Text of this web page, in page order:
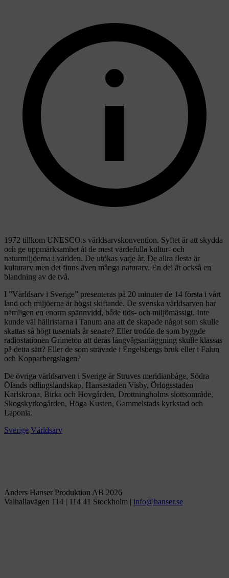
1972 tillkom UNESCO:s världsarvskonvention. Syftet är att skydda
och ge uppmärksamhet åt de mest värdefulla kultur- och
naturmiljöerna i världen. De utökas varje år. De allra flesta är
kulturarv men det finns även många naturarv. En del är också en
blandning av de två.
I ”Världsarv i Sverige” presenteras på 20 minuter de 14 första i vårt
land och miljöerna är högst skiftande. De svenska världsarven har
nämligen en enorm spännvidd, både tids- och miljömässigt. Inte
kunde väl hällristarna i Tanum ana att de skapade något som skulle
skattas så högt tusentals år senare? Eller trodde de som byggde
radiostationen Grimeton att deras långvågsanläggning skulle klassas
på detta sätt? Eller de som strävade i Engelsbergs bruk eller i Falun
och Kopparbergslagen?
De övriga världsarven i Sverige är Struves meridianbåge, Södra
Ölands odlingslandskap, Hansastaden Visby, Örlogsstaden
Karlskrona, Birka och Hovgården, Drottningholms slottsområde,
Skogskyrkogården, Höga Kusten, Gammelstads kyrkstad och
Laponia.
Sverige Världsarv
Anders Hanser Produktion AB 2026
Valhallavägen 114 | 114 41 Stockholm |
es.re
snah@
ofni